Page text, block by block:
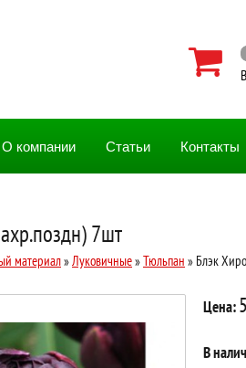
О компании Статьи Контакты
7шт
материал» Луковичные»Тюльпан » Блэк
Цена:
В